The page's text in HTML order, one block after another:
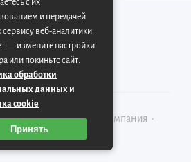
производственная компания ·
с их
и передачей
веб-аналитики.
— измените настройки
или покиньте сайт.
обработки
данных и
cookie
Принять